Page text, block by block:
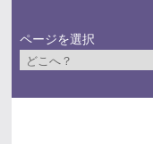
ページを選択